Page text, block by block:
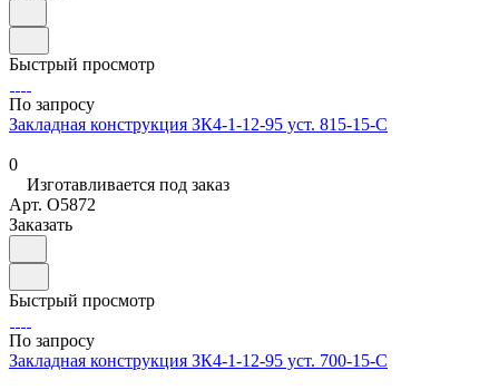
Быстрый просмотр
По запросу
Закладная конструкция ЗК4-1-12-95 уст. 815-15-С
0
Изготавливается под заказ
Арт. O5872
Заказать
Быстрый просмотр
По запросу
Закладная конструкция ЗК4-1-12-95 уст. 700-15-С